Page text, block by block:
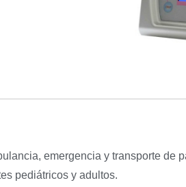
emergencia y transporte de
pediátricos y adultos.